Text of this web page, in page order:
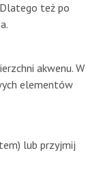
też po
akwenu. W
elementów
lub przyjmij